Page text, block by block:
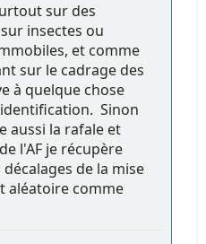
sur des
insectes ou
et comme
sur le cadrage des
à quelque chose
Sinon
aussi la rafale et
l'AF je récupère
de la mise
aléatoire comme